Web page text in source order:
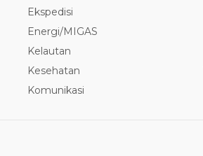
Ekspedisi
Energi/MIGAS
Kelautan
Kesehatan
Komunikasi